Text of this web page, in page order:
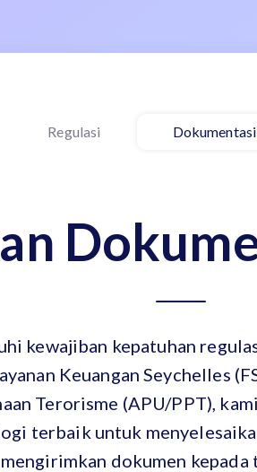
Regulasi
kewajiban kepatuhan
Keuangan Seychelles
Terorisme (APU/PPT),
terbaik untuk
dokumen